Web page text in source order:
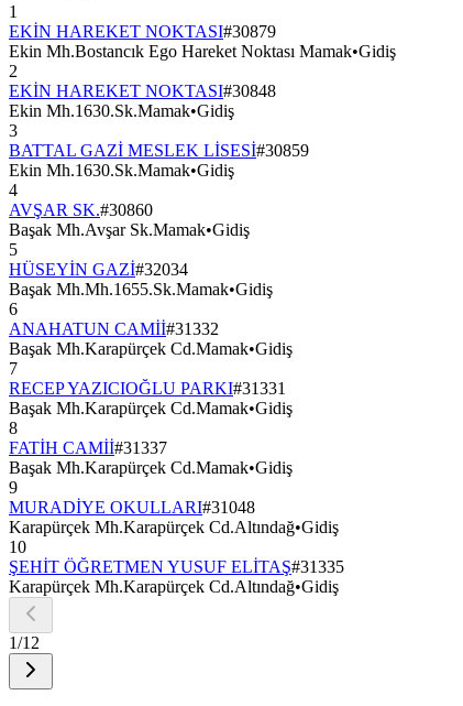
1
EKİN HAREKET NOKTASI#30879
Ekin Mh.Bostancık Ego Hareket Noktası Mamak•Gidiş
2
EKİN HAREKET NOKTASI#30848
Ekin Mh.1630.Sk.Mamak•Gidiş
3
BATTAL GAZİ MESLEK LİSESİ#30859
Ekin Mh.1630.Sk.Mamak•Gidiş
4
AVŞAR SK.#30860
Başak Mh.Avşar Sk.Mamak•Gidiş
5
HÜSEYİN GAZİ#32034
Başak Mh.Mh.1655.Sk.Mamak•Gidiş
6
ANAHATUN CAMİİ#31332
Başak Mh.Karapürçek Cd.Mamak•Gidiş
7
RECEP YAZICIOĞLU PARKI#31331
Başak Mh.Karapürçek Cd.Mamak•Gidiş
8
FATİH CAMİİ#31337
Başak Mh.Karapürçek Cd.Mamak•Gidiş
9
MURADİYE OKULLARI#31048
Karapürçek Mh.Karapürçek Cd.Altındağ•Gidiş
10
ŞEHİT ÖĞRETMEN YUSUF ELİTAŞ#31335
Karapürçek Mh.Karapürçek Cd.Altındağ•Gidiş
1/12